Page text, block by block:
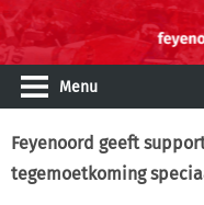
Menu
Feyenoord geeft
tegemoetkoming